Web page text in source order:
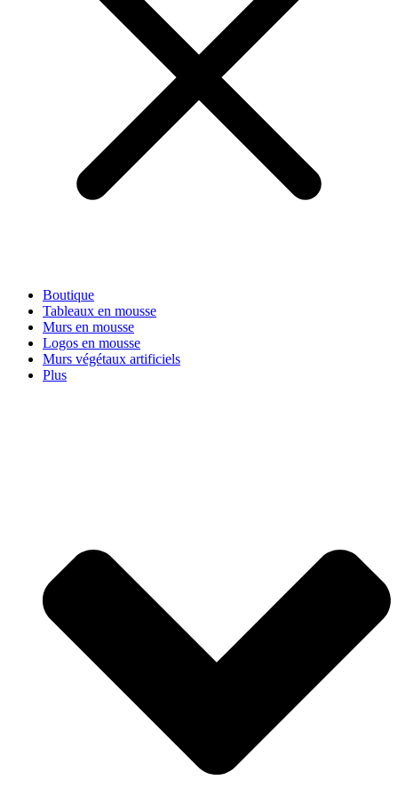
Boutique
Tableaux en mousse
Murs en mousse
Logos en mousse
Murs végétaux artificiels
Plus